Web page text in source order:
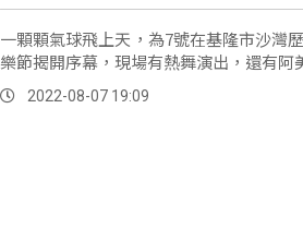
一顆顆氣球飛上天，為7號在基隆市沙灣
樂節揭開序幕，現場有熱舞演出，還有阿
2022-08-07 19:09